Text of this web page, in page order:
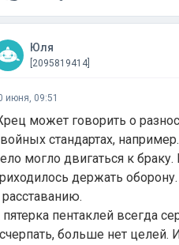
Юля
[2095819414]
июня, 09:51
может говорить о
стандартах,
могло двигаться к браку.
держать
расставанию.
пятерка пентаклей всегда
больше нет целей.